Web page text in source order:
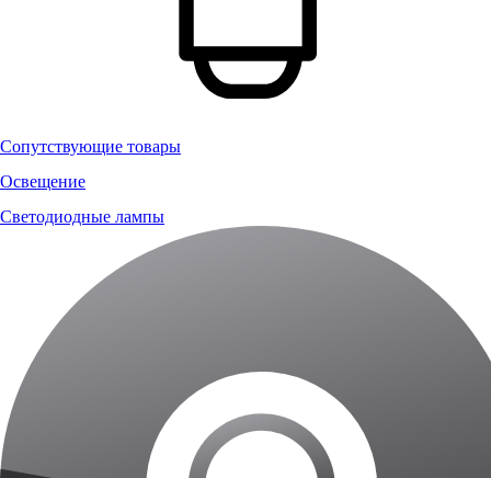
Сопутствующие товары
Освещение
Светодиодные лампы